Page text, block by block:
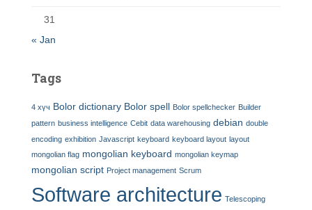
31
« Jan
Tags
4 хүч Bolor dictionary Bolor spell Bolor spellchecker Builder
pattern business intelligence Cebit data warehousing debian double
encoding exhibition Javascript keyboard keyboard layout layout
mongolian flag mongolian keyboard mongolian keymap
mongolian script Project management Scrum
Software architecture Telescoping